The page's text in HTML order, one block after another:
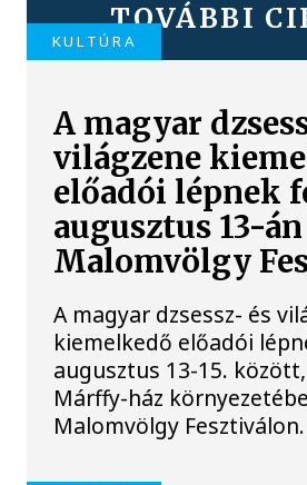
TOVÁBBI
KULTÚRA
A magyar
világzene
előadói lépnek
augusztus 13-
Malomvölgy
A magyar dzsessz- és
kiemelkedő előadói
augusztus 13-15.
Márffy-ház
Malomvölgy Fesztiválon.